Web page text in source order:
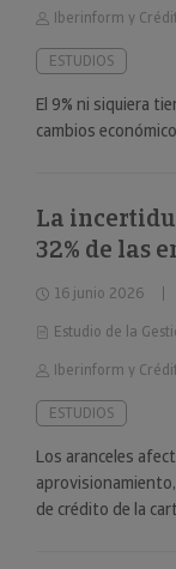
Iberinform y
ESTUDIOS
El 9% ni siquiera
cambios
La
32% de las
16 junio 2026
Estudio de la
Iberinform y
ESTUDIOS
Los aranceles
de crédito de la